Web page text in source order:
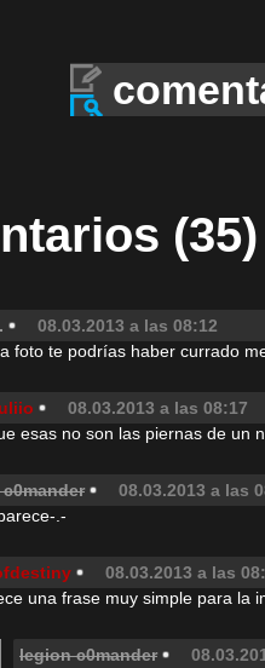
(35)
08.03.2013 a las 08:12
foto te podrías haber currado
08.03.2013 a las 08:17
esas no son las piernas de un
08.03.2013 a las
.-
08.03.2013 a las
una frase muy simple para la
legion c0mander